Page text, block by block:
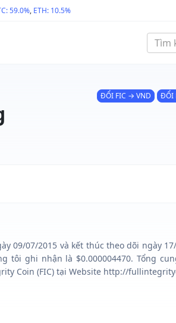
59.0%, ETH: 10.5%
ĐỔI FIC → VND ĐỔI
09/07/2015 và kết thúc theo dõi ngày
tôi ghi nhận là $0.000004470. Tổng
Coin (FIC) tại Website http://